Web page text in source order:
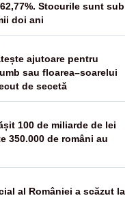
Stocurile sunt sub
doi ani
ajutoare pentru
sau floarea–soarelui
de secetă
100 de miliarde de lei
350.000 de români au
al României a scăzut la